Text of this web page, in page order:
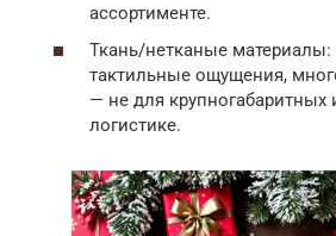
ассортименте.
Ткань/нетканые
тактильные ощущения,
— не для крупногабаритных
логистике.